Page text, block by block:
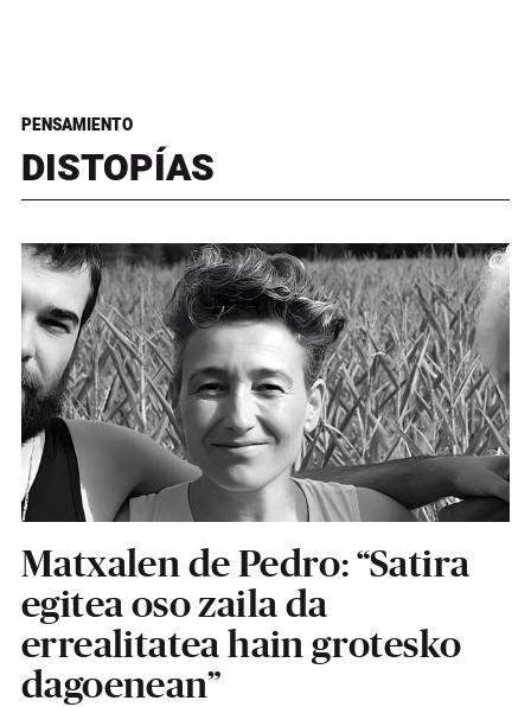
PENSAMIENTO
DISTOPÍAS
Matxalen de Pedro: “Satira
egitea oso zaila da
errealitatea hain grotesko
dagoenean”